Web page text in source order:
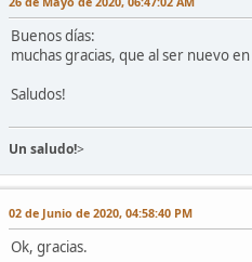
Buenos días:
muchas gracias, que al ser nuevo
Saludos!
Un saludo!>
02 de Junio de 2020, 04:58:40 PM
Ok, gracias.